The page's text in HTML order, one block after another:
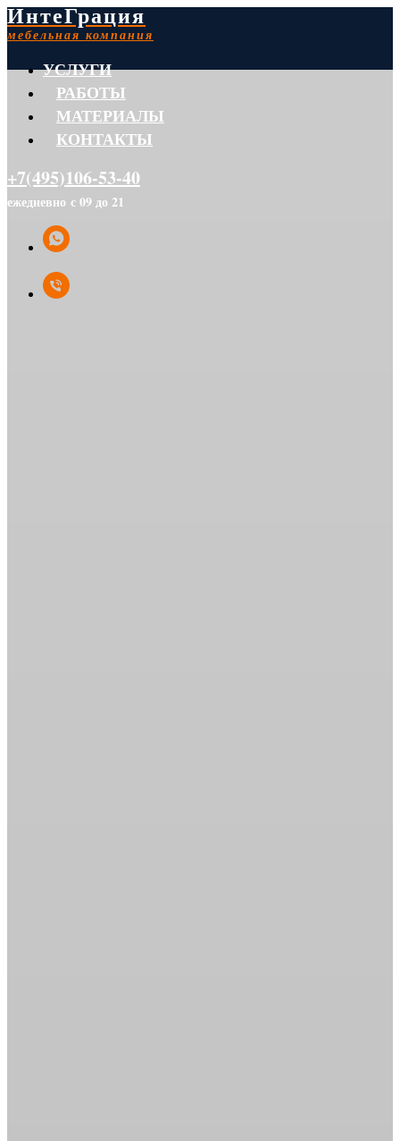
ИнтеГрация
мебельная компания
УСЛУГИ
РАБОТЫ
МАТЕРИАЛЫ
КОНТАКТЫ
+7(495)106-53-40
ежедневно с 09 до 21